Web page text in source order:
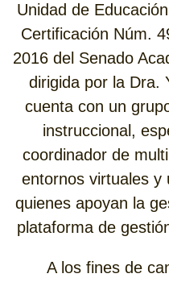
Unidad de
Certificación Núm.
2016 del Senado
dirigida por la Dra.
cuenta con un
instruccional,
coordinador de
entornos virtuales y
quienes apoyan la
plataforma de
A los fines de